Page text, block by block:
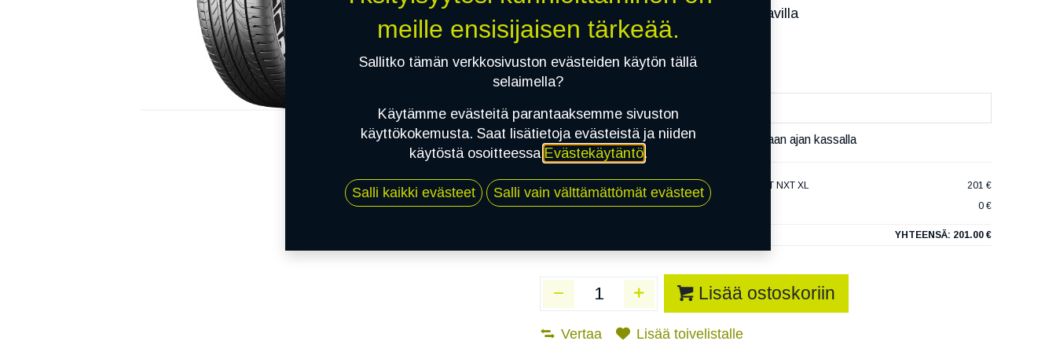
Saatavilla
Toimitusaika:3 arkipäivää
Asennuspalvelu
Mikäli valitset asennuksen, pääset varaamaan ajan kassalla
1 X 215/50R18 96W CONTINENTAL ULTRACONTACT NXT XL
201 €
EI ASENNUSTA
0 €
YHTEENSÄ: 201.00 €
Lisää ostoskoriin
Vertaa Lisää toivelistalle
meille ensisijaisen tärkeää.
Sallitko tämän verkkosivuston evästeiden käytön tällä
selaimella?
Käytämme evästeitä parantaaksemme sivuston
käyttökokemusta. Saat lisätietoja evästeistä ja niiden
käytöstä osoitteessa Evästekäytäntö.
Salli kaikki evästeet Salli vain välttämättömät evästeet